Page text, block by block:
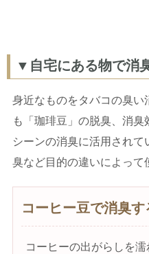
▼自宅にある物で消
身近なものをタバコの臭
も「珈琲豆」の脱臭、消
シーンの消臭に活用され
臭など目的の違いによって
コーヒー豆で消臭す
コーヒーの出がらしを